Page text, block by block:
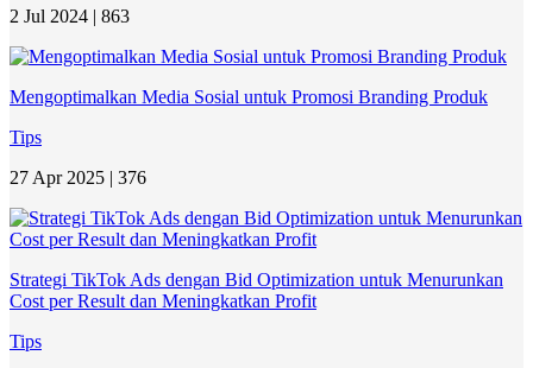
2 Jul 2024 | 863
Mengoptimalkan Media Sosial untuk Promosi Branding Produk
Tips
27 Apr 2025 | 376
Strategi TikTok Ads dengan Bid Optimization untuk Menurunkan
Cost per Result dan Meningkatkan Profit
Tips